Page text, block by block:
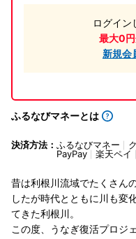
ログイン
最大0
新規会
ふるなびマネーとは
決済方法： ふるなびマネー
PayPay
楽天ペイ
昔は利根川流域でたくさん
したが時代とともに川も変
てきた利根川。
この度、うなぎ復活プロジ